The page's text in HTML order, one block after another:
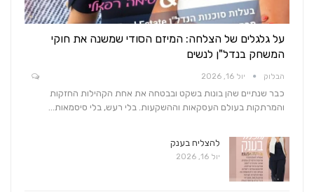
על גלגלים של הצלחה: המיזם הסודי שמשנה את חוקי
המשחק בנדל"ן לנשים
הבלוק יול 16, 2026
כבר שנתיים שהן בונות בשקט ובבטחה את אחת הקהילות החזקות
והמרתקות בעולם העסקאות וההשקעות. בלי רעש, בלי סיסמאות…
להצליח בענק
יול 16, 2026